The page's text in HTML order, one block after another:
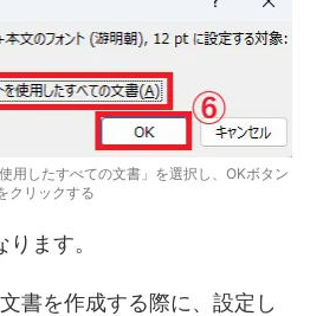
用したすべての文書」を選択し、OKボタン
クリックする
ます。
書を作成する際に、設定し